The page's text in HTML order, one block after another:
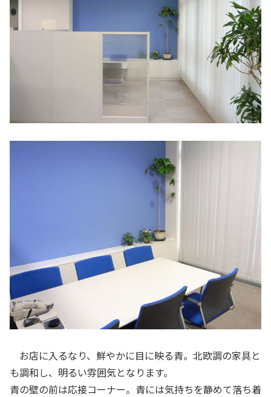
お店に入るなり、鮮やかに目に映る青。北欧調の家具と
も調和し、明るい雰囲気となります。
青の壁の前は応接コーナー。青には気持ちを静めて落ち着